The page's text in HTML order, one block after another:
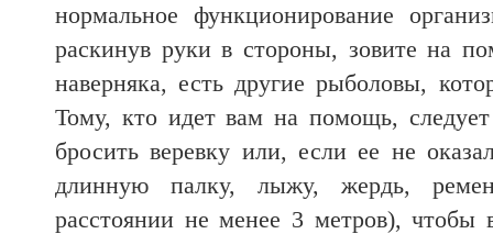
нормальное функционирование
раскинув руки в стороны, зовите на
наверняка, есть другие рыболовы,
Тому, кто идет вам на помощь,
бросить веревку или, если ее не
длинную палку, лыжу, жердь,
расстоянии не менее 3 метров), чтобы